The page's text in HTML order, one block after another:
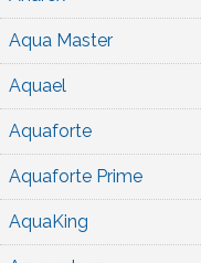
Aqua Master
Aquael
Aquaforte
Aquaforte Prime
AquaKing